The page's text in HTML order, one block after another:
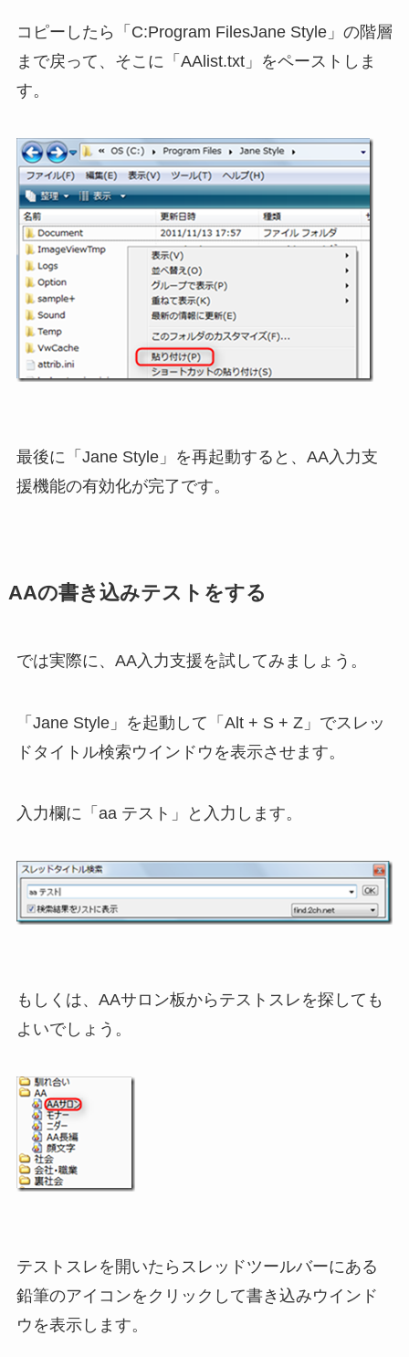
コピーしたら「C:Program FilesJane Style」の階層
まで戻って、そこに「AAlist.txt」をペーストしま
す。
最後に「Jane Style」を再起動すると、AA入力支
援機能の有効化が完了です。
AAの書き込みテストをする
では実際に、AA入力支援を試してみましょう。
「Jane Style」を起動して「Alt + S + Z」でスレッ
ドタイトル検索ウインドウを表示させます。
入力欄に「aa テスト」と入力します。
もしくは、AAサロン板からテストスレを探しても
よいでしょう。
テストスレを開いたらスレッドツールバーにある
鉛筆のアイコンをクリックして書き込みウインド
ウを表示します。